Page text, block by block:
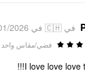
في 🇨🇭 في 15/01/2026
فضي/مقاس واحد
I love love love